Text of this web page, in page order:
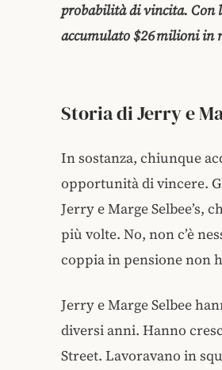
probabilità di vincita. Con
accumulato $26 milioni in
Storia di Jerry e
In sostanza, chiunque
opportunità di vincere.
Jerry e Marge Selbee’s,
più volte. No, non c’è
coppia in pensione non
Jerry e Marge Selbee
diversi anni. Hanno
Street. Lavoravano in